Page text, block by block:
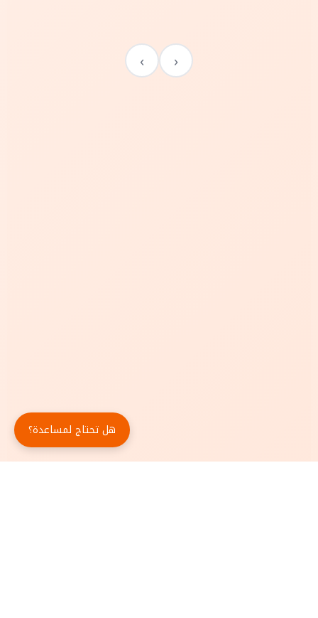
‹
›
هل تحتاج لمساعدة؟